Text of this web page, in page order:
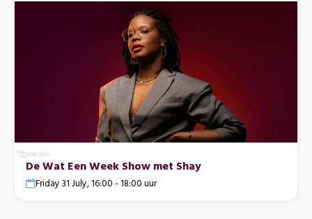
De Wat Een Week Show met Shay
Friday 31 July, 16:00 - 18:00 uur